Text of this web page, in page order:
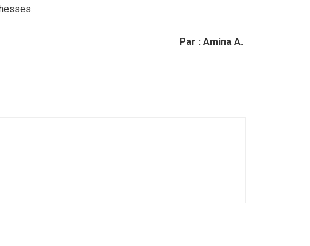
Par : Amina A.